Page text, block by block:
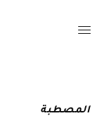
المصطبة